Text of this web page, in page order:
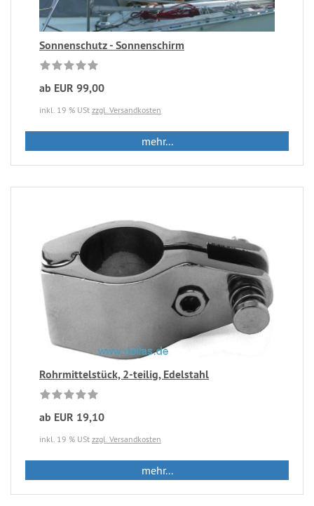
Sonnenschutz - Sonnenschirm
ab EUR 99,00
inkl. 19 % USt zzgl. Versandkosten
mehr...
Rohrmittelstück, 2-teilig, Edelstahl
ab EUR 19,10
inkl. 19 % USt zzgl. Versandkosten
mehr...